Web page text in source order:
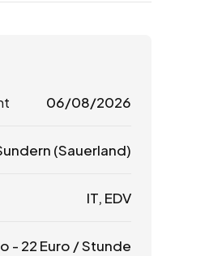
06/08/2026
(Sauerland)
IT, EDV
- 22 Euro / Stunde